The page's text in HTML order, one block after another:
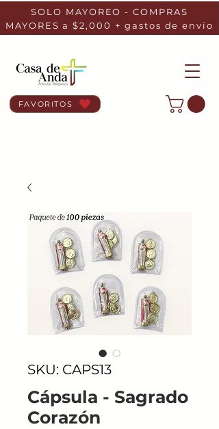
SOLO MAYOREO - COMPRAS
MAYORES a $2,000 + gastos de envio
FAVORITOS
SKU: CAPS13
Cápsula - Sagrado
Corazón